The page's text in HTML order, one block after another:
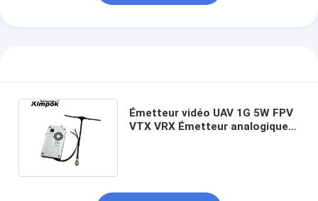
Émetteur vidéo UAV 1G 5W FPV
VTX VRX Émetteur analogique